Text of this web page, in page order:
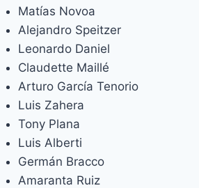
Matías Novoa
Alejandro Speitzer
Leonardo Daniel
Claudette Maillé
Arturo García Tenorio
Luis Zahera
Tony Plana
Luis Alberti
Germán Bracco
Amaranta Ruiz